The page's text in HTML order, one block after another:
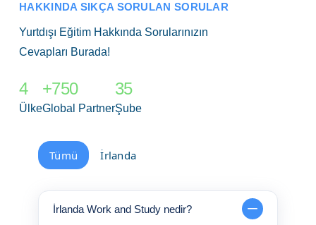
HAKKINDA SIKÇA SORULAN SORULAR
Yurtdışı Eğitim Hakkında Sorularınızın
Cevapları Burada!
4
Ülke
+750
Global Partner
35
Şube
Tümü İrlanda
İrlanda Work and Study nedir?